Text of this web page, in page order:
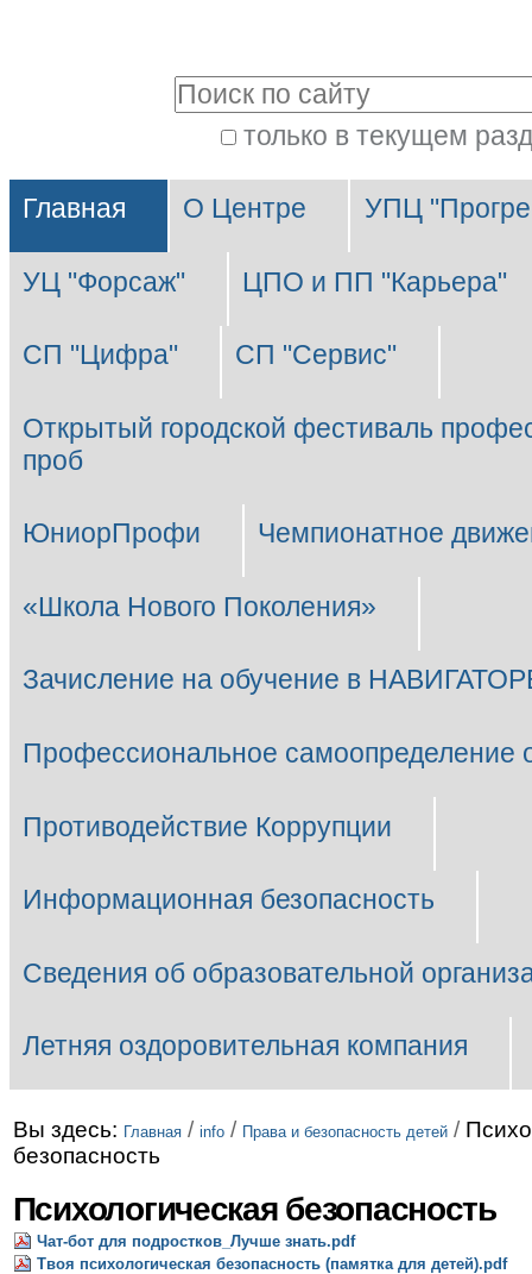
содержимому.
Перейти
навигации
только в текущем
поиск
Разделы
Главная О Центре УПЦ
УЦ "Форсаж" ЦПО и ПП "Карьера"
СП "Цифра" СП "Сервис"
Открытый городской фестиваль
проб
ЮниорПрофи Чемпионатное
«Школа Нового Поколения»
Зачисление на обучение в
Профессиональное самоопределение
Противодействие Коррупции
Информационная безопасность
Сведения об образовательной
Летняя оздоровительная компания
Вы здесь: Главная / info / Права и безопасность детей /
безопасность
Психологическая безопасность
Чат-бот для подростков_Лучше знать.pdf
Твоя психологическая безопасность (памятка для детей).pdf